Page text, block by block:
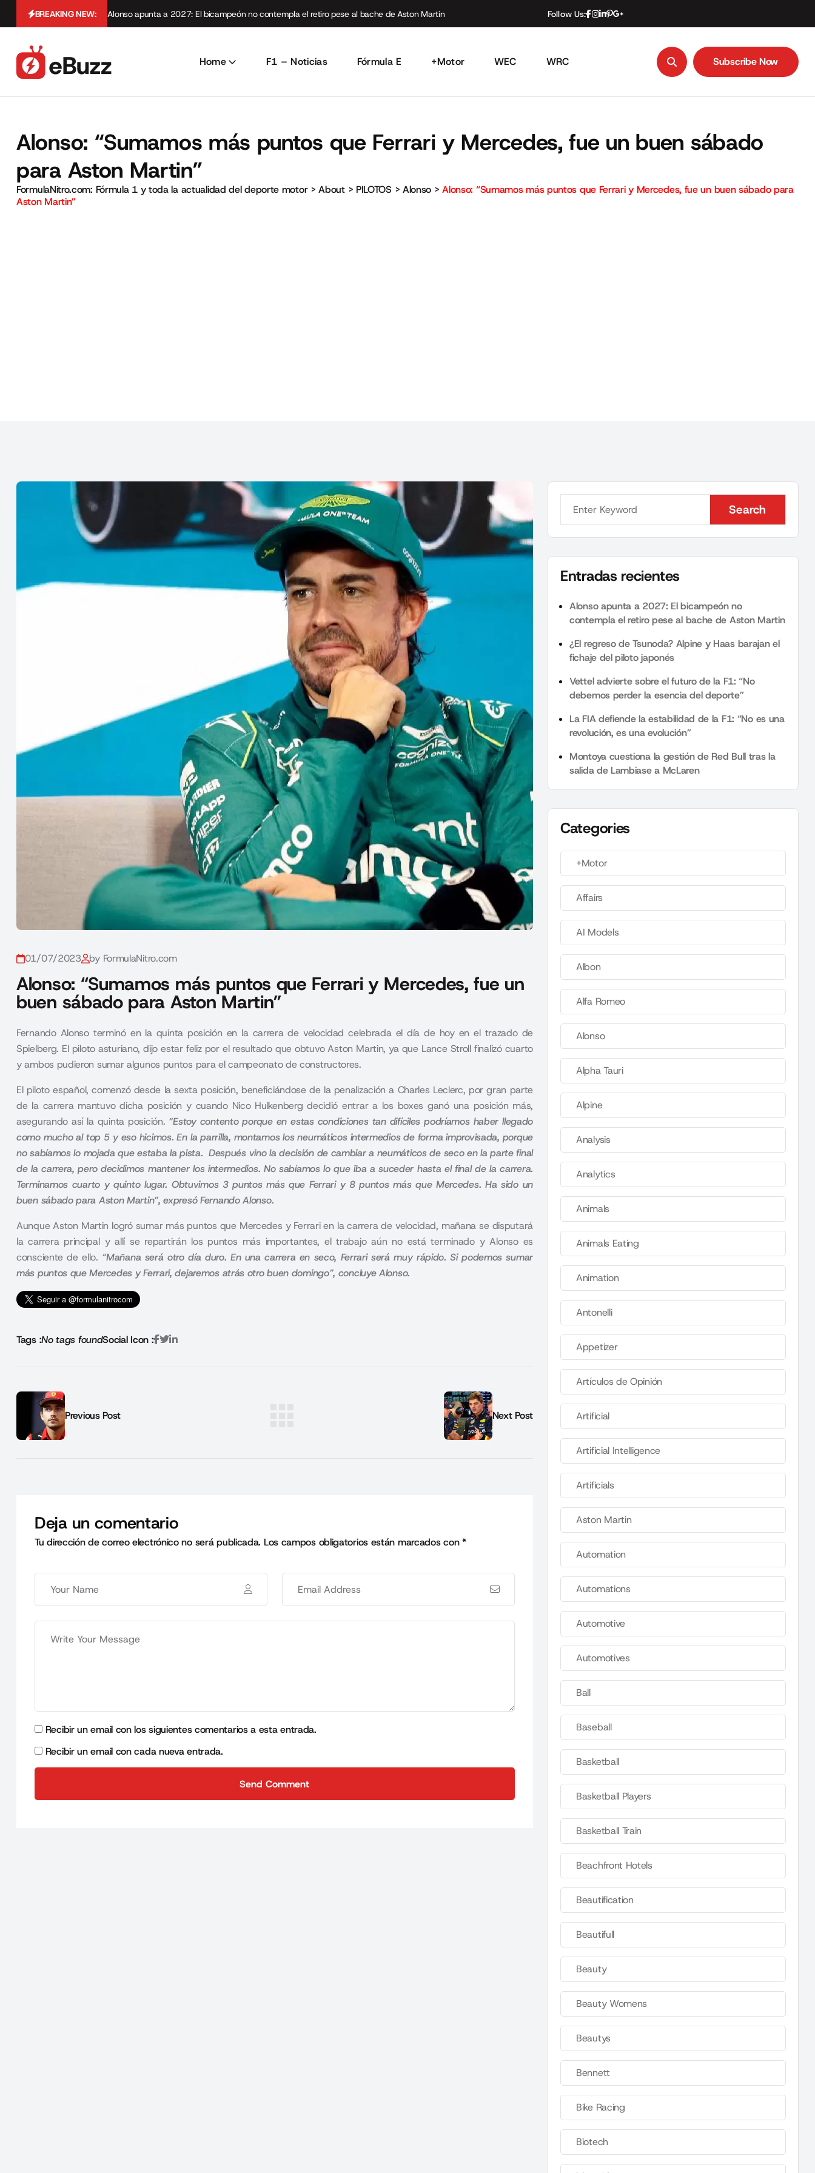
BREAKING NEW: Alonso apunta a 2027: El bicampeón no contempla el retiro pese al bache de Aston Martin Follow Us:
Home F1 – Noticias Fórmula E +Motor WEC WRC Subscribe Now
Alonso: “Sumamos más puntos que Ferrari y Mercedes, fue un buen sábado
para Aston Martin”
FormulaNitro.com: Fórmula 1 y toda la actualidad del deporte motor>About> PILOTOS > Alonso >Alonso: “Sumamos más puntos que Ferrari y Mercedes, fue un buen sábado para
Aston Martin”
01/07/2023 by FormulaNitro.com
Alonso: “Sumamos más puntos que Ferrari y Mercedes, fue un
buen sábado para Aston Martin”
Fernando Alonso terminó en la quinta posición en la carrera de velocidad celebrada el día de hoy en el trazado de
Spielberg. El piloto asturiano, dijo estar feliz por el resultado que obtuvo Aston Martin, ya que Lance Stroll finalizó cuarto
y ambos pudieron sumar algunos puntos para el campeonato de constructores.
El piloto español, comenzó desde la sexta posición, beneficiándose de la penalización a Charles Leclerc, por gran parte
de la carrera mantuvo dicha posición y cuando Nico Hulkenberg decidió entrar a los boxes ganó una posición más,
asegurando así la quinta posición. “Estoy contento porque en estas condiciones tan difíciles podríamos haber llegado
como mucho al top 5 y eso hicimos. En la parrilla, montamos los neumáticos intermedios de forma improvisada, porque
no sabíamos lo mojada que estaba la pista. Después vino la decisión de cambiar a neumáticos de seco en la parte final
de la carrera, pero decidimos mantener los intermedios. No sabíamos lo que iba a suceder hasta el final de la carrera.
Terminamos cuarto y quinto lugar. Obtuvimos 3 puntos más que Ferrari y 8 puntos más que Mercedes. Ha sido un
buen sábado para Aston Martin”, expresó Fernando Alonso.
Aunque Aston Martin logró sumar más puntos que Mercedes y Ferrari en la carrera de velocidad, mañana se disputará
la carrera principal y allí se repartirán los puntos más importantes, el trabajo aún no está terminado y Alonso es
consciente de ello. “Mañana será otro día duro. En una carrera en seco, Ferrari será muy rápido. Si podemos sumar
más puntos que Mercedes y Ferrari, dejaremos atrás otro buen domingo”, concluye Alonso.
Tags :No tags foundSocial Icon :
Previous Post Next Post
Deja un comentario
Tu dirección de correo electrónico no será publicada. Los campos obligatorios están marcados con*
Recibir un email con los siguientes comentarios a esta entrada.
Recibir un email con cada nueva entrada.
Send Comment
Search
Search
Entradas recientes
Alonso apunta a 2027: El bicampeón no
contempla el retiro pese al bache de Aston Martin
¿El regreso de Tsunoda? Alpine y Haas barajan el
fichaje del piloto japonés
Vettel advierte sobre el futuro de la F1: “No
debemos perder la esencia del deporte”
La FIA defiende la estabilidad de la F1: “No es una
revolución, es una evolución”
Montoya cuestiona la gestión de Red Bull tras la
salida de Lambiase a McLaren
Categories
+Motor
Affairs
AI Models
Albon
Alfa Romeo
Alonso
Alpha Tauri
Alpine
Analysis
Analytics
Animals
Animals Eating
Animation
Antonelli
Appetizer
Artículos de Opinión
Artificial
Artificial Intelligence
Artificials
Aston Martin
Automation
Automations
Automotive
Automotives
Ball
Baseball
Basketball
Basketball Players
Basketball Train
Beachfront Hotels
Beautification
Beautifull
Beauty
Beauty Womens
Beautys
Bennett
Bike Racing
Biotech